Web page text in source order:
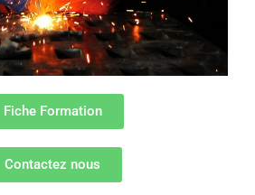
Fiche Formation
Contactez nous